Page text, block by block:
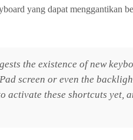
yang dapat menggantikan
the existence of new
screen or even the
activate these shortcuts yet,